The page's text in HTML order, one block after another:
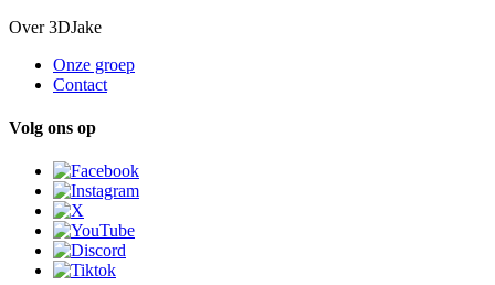
Over 3DJake
Onze groep
Contact
Volg ons op